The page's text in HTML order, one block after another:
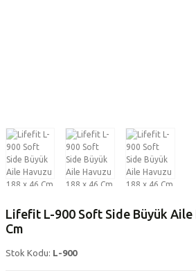
Lifefit L-900 Soft Side Büyük Aile
Cm
Stok Kodu: L-900